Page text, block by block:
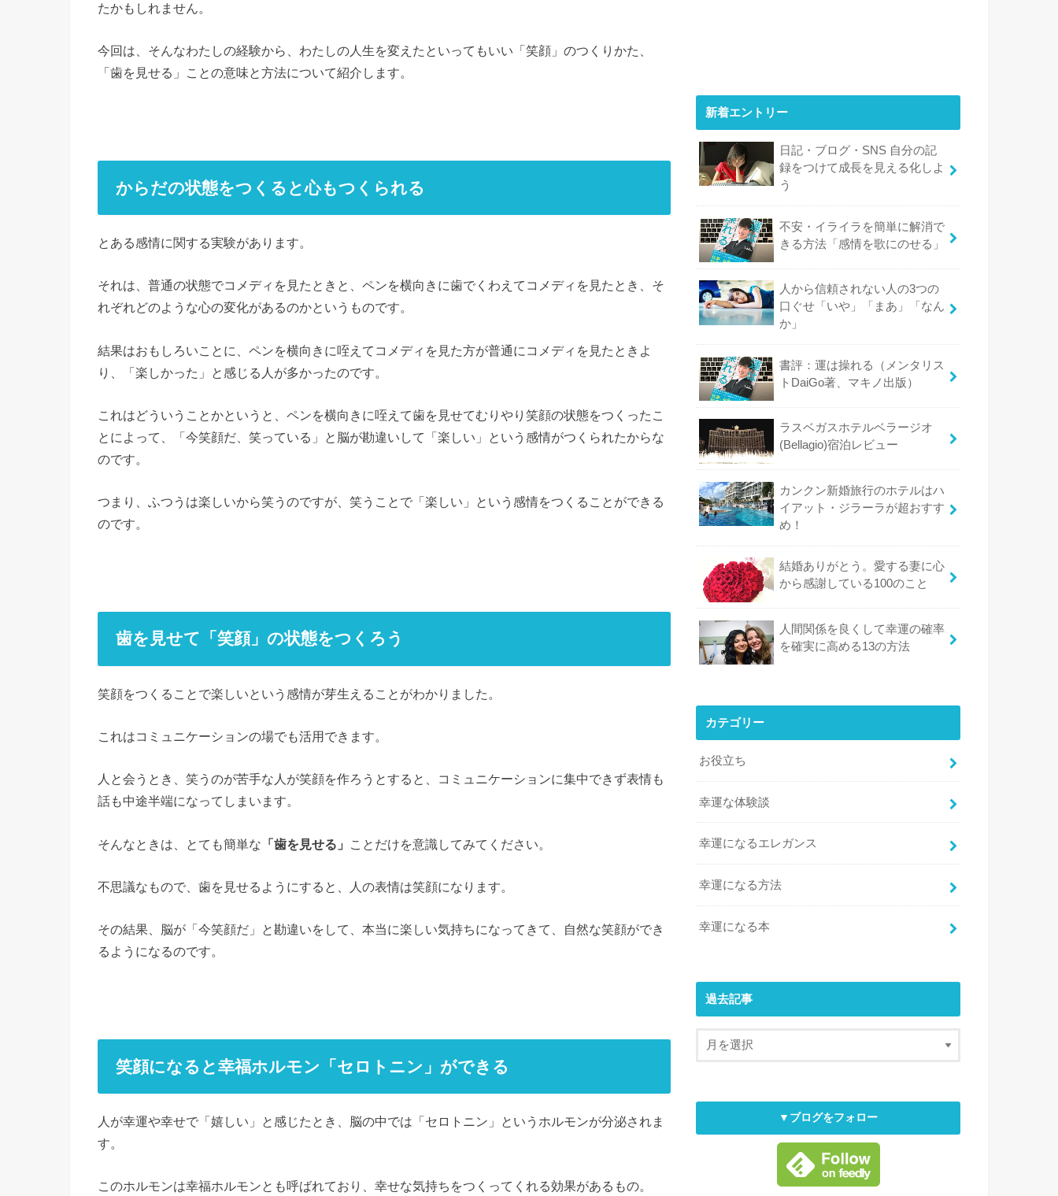
たかもしれません。
今回は、そんなわたしの経験から、わたしの人生を変えたといってもいい「笑顔」のつくりかた、
「歯を見せる」ことの意味と方法について紹介します。
からだの状態をつくると心もつくられる
とある感情に関する実験があります。
それは、普通の状態でコメディを見たときと、ペンを横向きに歯でくわえてコメディを見たとき、そ
れぞれどのような心の変化があるのかというものです。
結果はおもしろいことに、ペンを横向きに咥えてコメディを見た方が普通にコメディを見たときよ
り、「楽しかった」と感じる人が多かったのです。
これはどういうことかというと、ペンを横向きに咥えて歯を見せてむりやり笑顔の状態をつくったこ
とによって、「今笑顔だ、笑っている」と脳が勘違いして「楽しい」という感情がつくられたからな
のです。
つまり、ふつうは楽しいから笑うのですが、笑うことで「楽しい」という感情をつくることができる
のです。
歯を見せて「笑顔」の状態をつくろう
笑顔をつくることで楽しいという感情が芽生えることがわかりました。
これはコミュニケーションの場でも活用できます。
人と会うとき、笑うのが苦手な人が笑顔を作ろうとすると、コミュニケーションに集中できず表情も
話も中途半端になってしまいます。
そんなときは、とても簡単な 「歯を見せる」 ことだけを意識してみてください。
不思議なもので、歯を見せるようにすると、人の表情は笑顔になります。
その結果、脳が「今笑顔だ」と勘違いをして、本当に楽しい気持ちになってきて、自然な笑顔ができ
るようになるのです。
笑顔になると幸福ホルモン「セロトニン」ができる
人が幸運や幸せで「嬉しい」と感じたとき、脳の中では「セロトニン」というホルモンが分泌されま
す。
このホルモンは幸福ホルモンとも呼ばれており、幸せな気持ちをつくってくれる効果があるもの。
新着エントリー
日記・ブログ・SNS 自分の記
録をつけて成長を見える化しよ
う
不安・イライラを簡単に解消で
きる方法「感情を歌にのせる」
人から信頼されない人の3つの
口ぐせ「いや」「まあ」「なん
か」
書評：運は操れる（メンタリス
トDaiGo著、マキノ出版）
ラスベガスホテルベラージオ
(Bellagio)宿泊レビュー
カンクン新婚旅行のホテルはハ
イアット・ジラーラが超おすす
め！
結婚ありがとう。愛する妻に心
から感謝している100のこと
人間関係を良くして幸運の確率
を確実に高める13の方法
カテゴリー
お役立ち
幸運な体験談
幸運になるエレガンス
幸運になる方法
幸運になる本
過去記事
▼ブログをフォロー